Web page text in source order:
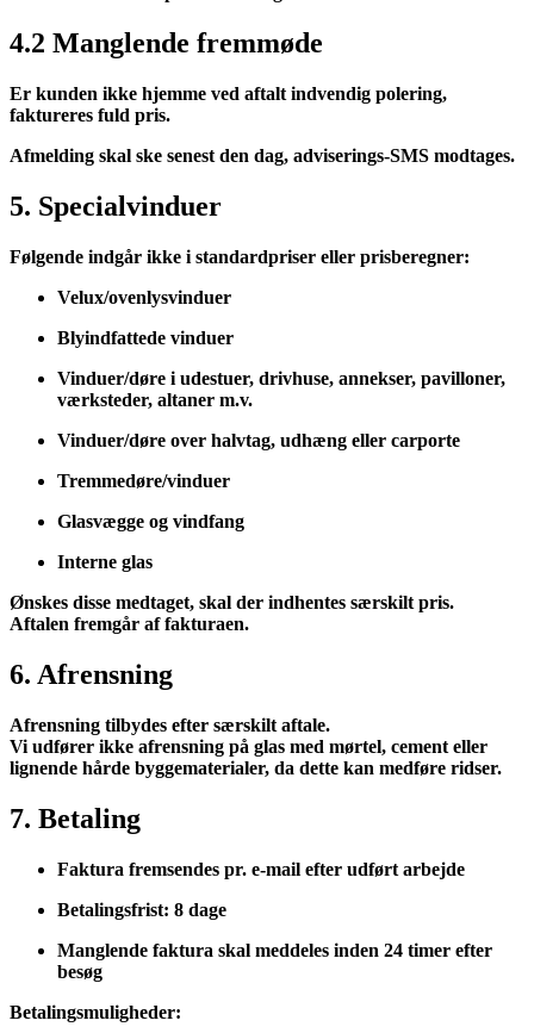
4.2 Manglende fremmøde
Er kunden ikke hjemme ved aftalt indvendig polering,
faktureres fuld pris.
Afmelding skal ske senest den dag, adviserings-SMS modtages.
5. Specialvinduer
Følgende indgår ikke i standardpriser eller prisberegner:
Velux/ovenlysvinduer
Blyindfattede vinduer
Vinduer/døre i udestuer, drivhuse, annekser, pavilloner,
værksteder, altaner m.v.
Vinduer/døre over halvtag, udhæng eller carporte
Tremmedøre/vinduer
Glasvægge og vindfang
Interne glas
Ønskes disse medtaget, skal der indhentes særskilt pris.
Aftalen fremgår af fakturaen.
6. Afrensning
Afrensning tilbydes efter særskilt aftale.
Vi udfører ikke afrensning på glas med mørtel, cement eller
lignende hårde byggematerialer, da dette kan medføre ridser.
7. Betaling
Faktura fremsendes pr. e-mail efter udført arbejde
Betalingsfrist: 8 dage
Manglende faktura skal meddeles inden 24 timer efter
besøg
Betalingsmuligheder: